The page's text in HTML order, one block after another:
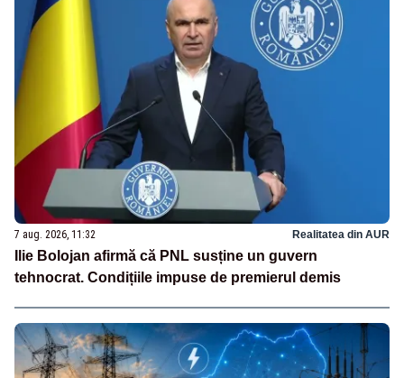
7 aug. 2026, 11:32 Realitatea din AUR
Ilie Bolojan afirmă că PNL susține un guvern
tehnocrat. Condițiile impuse de premierul demis